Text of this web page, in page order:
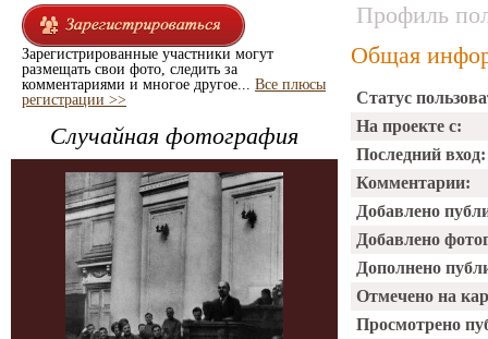
Зарегистрированные участники могут
размещать свои фото, следить за
комментариями и многое другое... Все плюсы
регистрации >>
Случайная фотография
Профиль
Общая
Статус
На проекте с:
Последний вход:
Комментарии:
Добавлено
Добавлено
Дополнено
Отмечено на
Просмотрено